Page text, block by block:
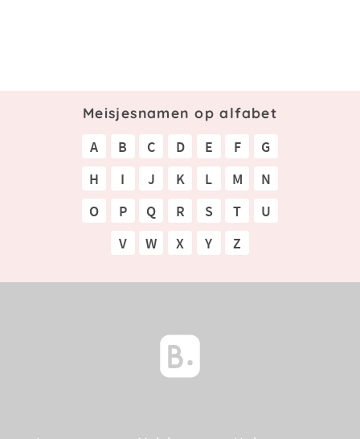
Meisjesnamen op alfabet
A B C D E F
G
H
I J K L M
N
O
P Q R S T
U
V
W X Y Z